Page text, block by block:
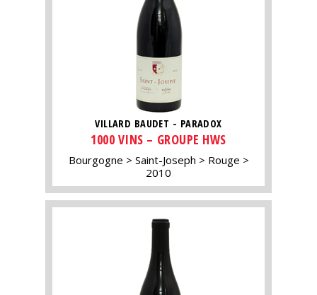
VILLARD BAUDET - PARADOX
1000 VINS – GROUPE HWS
Bourgogne Saint-Joseph
Rouge
2010